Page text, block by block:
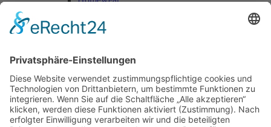
Vogue Vintage
Herren
Accessoires
Einzelschnittmuster Burda
Tops
Kleider
Röcke & Hosen
Homewear
Jacken & Mäntel